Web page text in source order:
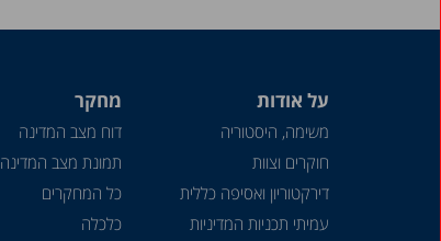
על אודות
משימה, היסטוריה
חוקרים וצוות
דירקטוריון ואסיפה כללית
עמיתי תכניות המדיניות
מחקר
דוח מצב המדינה
תמונת מצב המדינה
כל המחקרים
כלכלה